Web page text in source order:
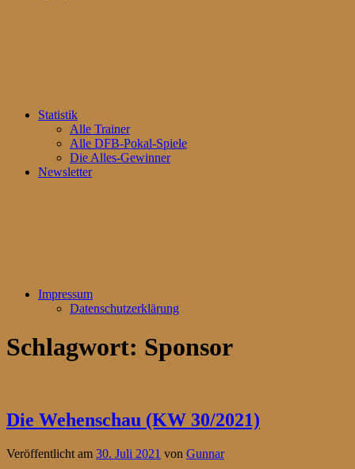
Statistik
Alle Trainer
Alle DFB-Pokal-Spiele
Die Alles-Gewinner
Newsletter
Impressum
Datenschutzerklärung
Schlagwort: Sponsor
Die Wehenschau (KW 30/2021)
Veröffentlicht am 30. Juli 2021 von Gunnar